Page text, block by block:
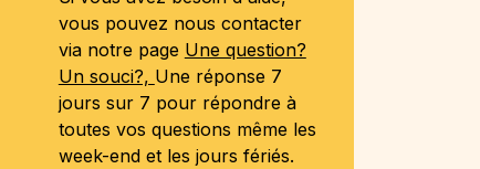
vous pouvez nous contacter
via notre page Une question?
Un souci?, Une réponse 7
jours sur 7 pour répondre à
toutes vos questions même les
week-end et les jours fériés.